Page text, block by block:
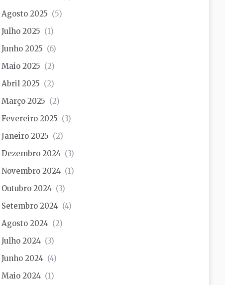
Agosto 2025 (5)
Julho 2025 (1)
Junho 2025 (6)
Maio 2025 (2)
Abril 2025 (2)
Março 2025 (2)
Fevereiro 2025 (3)
Janeiro 2025 (2)
Dezembro 2024 (3)
Novembro 2024 (1)
Outubro 2024 (3)
Setembro 2024 (4)
Agosto 2024 (2)
Julho 2024 (3)
Junho 2024 (4)
Maio 2024 (1)